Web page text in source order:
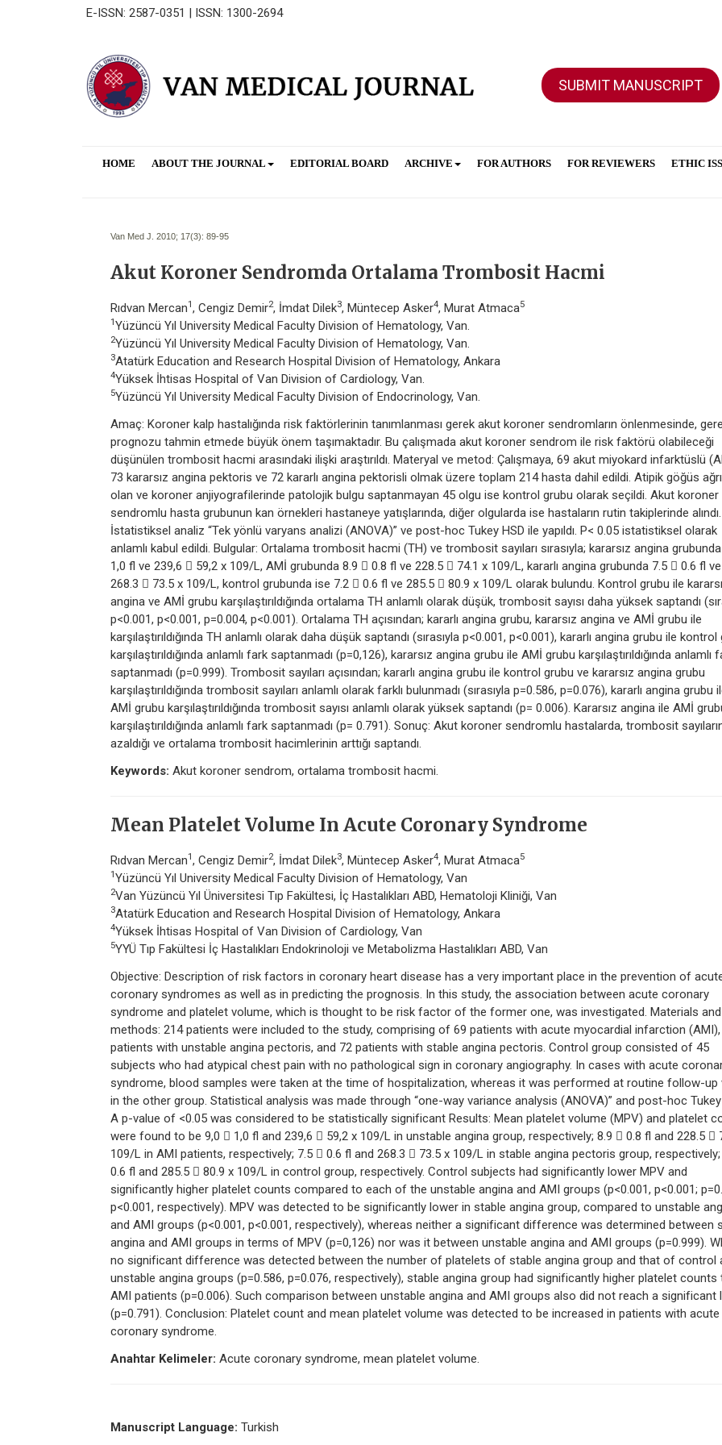
E-ISSN: 2587-0351 | ISSN: 1300-2694
SUBMIT MANUSCRIPT
HOME ABOUT THE JOURNAL EDITORIAL BOARD ARCHIVE FOR AUTHORS FOR REVIEWERS ETHIC
Van Med J. 2010; 17(3): 89-95
Akut Koroner Sendromda Ortalama Trombosit Hacmi
Rıdvan Mercan1 , Cengiz Demir2, İmdat Dilek3, Müntecep Asker4, Murat Atmaca5
1 Yüzüncü Yıl University Medical Faculty Division of Hematology, Van.
2Yüzüncü Yıl University Medical Faculty Division of Hematology, Van.
3Atatürk Education and Research Hospital Division of Hematology, Ankara
4Yüksek İhtisas Hospital of Van Division of Cardiology, Van.
5Yüzüncü Yıl University Medical Faculty Division of Endocrinology, Van.
Amaç: Koroner kalp hastalığında risk faktörlerinin tanımlanması gerek akut koroner sendromların önlenmesinde,
prognozu tahmin etmede büyük önem taşımaktadır. Bu çalışmada akut koroner sendrom ile risk faktörü olabileceği
düşünülen trombosit hacmi arasındaki ilişki araştırıldı. Materyal ve metod: Çalışmaya, 69 akut miyokard infarktüslü
73 kararsız angina pektoris ve 72 kararlı angina pektorisli olmak üzere toplam 214 hasta dahil edildi. Atipik göğüs
olan ve koroner anjiyografilerinde patolojik bulgu saptanmayan 45 olgu ise kontrol grubu olarak seçildi. Akut koroner
sendromlu hasta grubunun kan örnekleri hastaneye yatışlarında, diğer olgularda ise hastaların rutin takiplerinde alındı.
İstatistiksel analiz “Tek yönlü varyans analizi (ANOVA)” ve post-hoc Tukey HSD ile yapıldı. P< 0.05 istatistiksel olarak
anlamlı kabul edildi. Bulgular: Ortalama trombosit hacmi (TH) ve trombosit sayıları sırasıyla; kararsız angina
1,0 fl ve 239,6  59,2 x 109/L, AMİ grubunda 8.9  0.8 fl ve 228.5  74.1 x 109/L, kararlı angina grubunda 7.5  0.6 fl ve
268.3  73.5 x 109/L, kontrol grubunda ise 7.2  0.6 fl ve 285.5  80.9 x 109/L olarak bulundu. Kontrol grubu ile
angina ve AMİ grubu karşılaştırıldığında ortalama TH anlamlı olarak düşük, trombosit sayısı daha yüksek saptandı
p<0.001, p<0.001, p=0.004, p<0.001). Ortalama TH açısından; kararlı angina grubu, kararsız angina ve AMİ grubu ile
karşılaştırıldığında TH anlamlı olarak daha düşük saptandı (sırasıyla p<0.001, p<0.001), kararlı angina grubu ile kontrol
karşılaştırıldığında anlamlı fark saptanmadı (p=0,126), kararsız angina grubu ile AMİ grubu karşılaştırıldığında anlamlı
saptanmadı (p=0.999). Trombosit sayıları açısından; kararlı angina grubu ile kontrol grubu ve kararsız angina grubu
karşılaştırıldığında trombosit sayıları anlamlı olarak farklı bulunmadı (sırasıyla p=0.586, p=0.076), kararlı angina grubu
AMİ grubu karşılaştırıldığında trombosit sayısı anlamlı olarak yüksek saptandı (p= 0.006). Kararsız angina ile AMİ
karşılaştırıldığında anlamlı fark saptanmadı (p= 0.791). Sonuç: Akut koroner sendromlu hastalarda, trombosit
azaldığı ve ortalama trombosit hacimlerinin arttığı saptandı.
Keywords: Akut koroner sendrom, ortalama trombosit hacmi.
Mean Platelet Volume In Acute Coronary Syndrome
Rıdvan Mercan1 , Cengiz Demir2, İmdat Dilek3, Müntecep Asker4, Murat Atmaca5
1 Yüzüncü Yıl University Medical Faculty Division of Hematology, Van
2Van Yüzüncü Yıl Üniversitesi Tıp Fakültesi, İç Hastalıkları ABD, Hematoloji Kliniği, Van
3Atatürk Education and Research Hospital Division of Hematology, Ankara
4Yüksek İhtisas Hospital of Van Division of Cardiology, Van
5YYÜ Tıp Fakültesi İç Hastalıkları Endokrinoloji ve Metabolizma Hastalıkları ABD, Van
Objective: Description of risk factors in coronary heart disease has a very important place in the prevention of
coronary syndromes as well as in predicting the prognosis. In this study, the association between acute coronary
syndrome and platelet volume, which is thought to be risk factor of the former one, was investigated. Materials and
methods: 214 patients were included to the study, comprising of 69 patients with acute myocardial infarction (AMI),
patients with unstable angina pectoris, and 72 patients with stable angina pectoris. Control group consisted of 45
subjects who had atypical chest pain with no pathological sign in coronary angiography. In cases with acute
syndrome, blood samples were taken at the time of hospitalization, whereas it was performed at routine follow-up
in the other group. Statistical analysis was made through “one-way variance analysis (ANOVA)” and post-hoc Tukey
A p-value of <0.05 was considered to be statistically significant Results: Mean platelet volume (MPV) and platelet
were found to be 9,0  1,0 fl and 239,6  59,2 x 109/L in unstable angina group, respectively; 8.9  0.8 fl and 228.5 
109/L in AMI patients, respectively; 7.5  0.6 fl and 268.3  73.5 x 109/L in stable angina pectoris group,
0.6 fl and 285.5  80.9 x 109/L in control group, respectively. Control subjects had significantly lower MPV and
significantly higher platelet counts compared to each of the unstable angina and AMI groups (p<0.001, p<0.001;
p<0.001, respectively). MPV was detected to be significantly lower in stable angina group, compared to unstable
and AMI groups (p<0.001, p<0.001, respectively), whereas neither a significant difference was determined between
angina and AMI groups in terms of MPV (p=0,126) nor was it between unstable angina and AMI groups (p=0.999).
no significant difference was detected between the number of platelets of stable angina group and that of control
unstable angina groups (p=0.586, p=0.076, respectively), stable angina group had significantly higher platelet counts
AMI patients (p=0.006). Such comparison between unstable angina and AMI groups also did not reach a significant
(p=0.791). Conclusion: Platelet count and mean platelet volume was detected to be increased in patients with acute
coronary syndrome.
Anahtar Kelimeler: Acute coronary syndrome, mean platelet volume.
Manuscript Language: Turkish